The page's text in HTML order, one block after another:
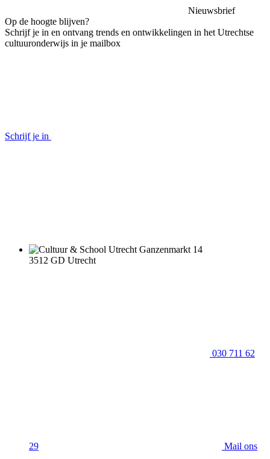
Nieuwsbrief
Op de hoogte blijven?
Schrijf je in en ontvang trends en ontwikkelingen in het Utrechtse
cultuuronderwijs in je mailbox
Schrijf je in
Ganzenmarkt 14
3512 GD Utrecht
030 711 62
29 Mail ons